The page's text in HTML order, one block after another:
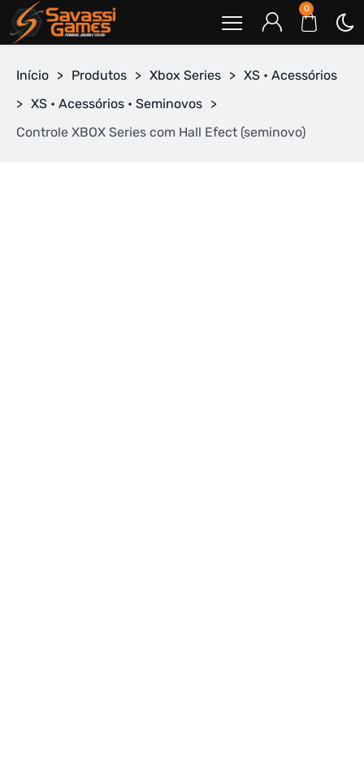
0
Início > Produtos > Xbox Series > XS • Acessórios
> XS • Acessórios • Seminovos >
Controle XBOX Series com Hall Efect (seminovo)